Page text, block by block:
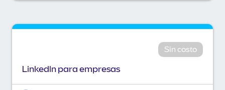
Sin costo
Linkedln para empresas